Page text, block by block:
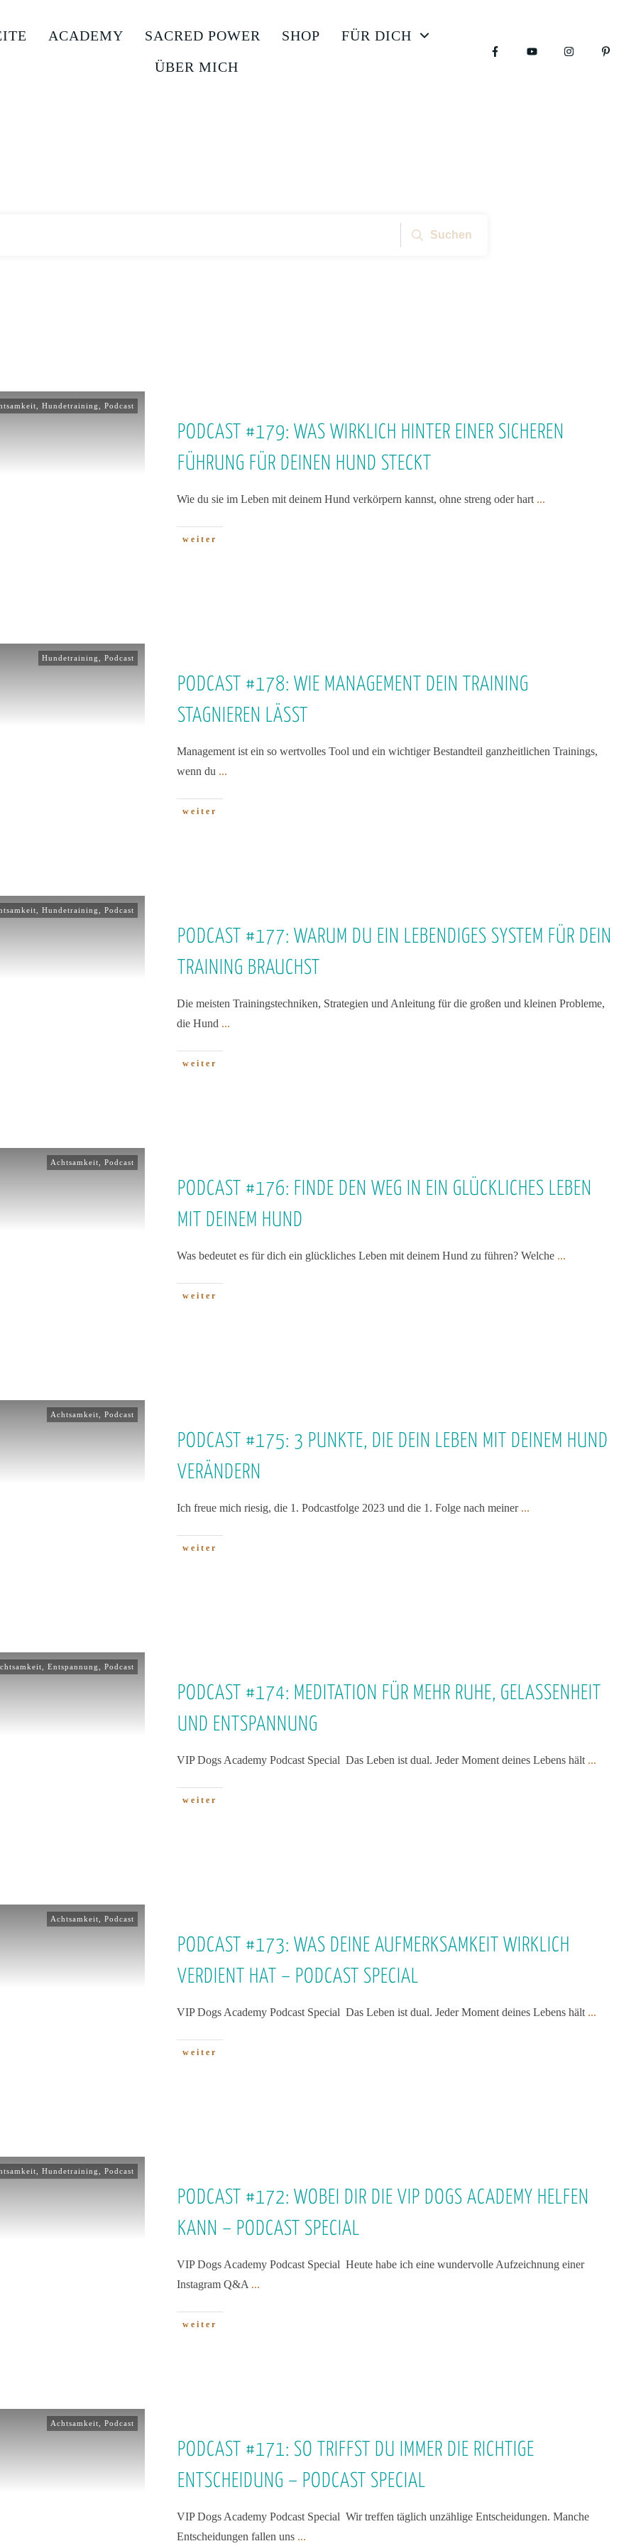
ACADEMY SACRED POWER SHOP
FÜR DICH
ÜBER MICH
Suchen
Hundetraining Podcast
PODCAST #179: WAS WIRKLICH HINTER EINER SICHEREN
FÜHRUNG FÜR DEINEN HUND STECKT
Wie du sie im Leben mit deinem Hund verkörpern kannst, ohne streng oder hart ...
weiter
Hundetraining Podcast
PODCAST #178: WIE MANAGEMENT DEIN TRAINING
STAGNIEREN LÄSST
Management ist ein so wertvolles Tool und ein wichtiger Bestandteil ganzheitlichen Trainings,
wenn du ...
weiter
Hundetraining Podcast
PODCAST #177: WARUM DU EIN LEBENDIGES SYSTEM FÜR DEIN
TRAINING BRAUCHST
Die meisten Trainingstechniken, Strategien und Anleitung für die großen und kleinen Probleme,
die Hund ...
weiter
Achtsamkeit Podcast
PODCAST #176: FINDE DEN WEG IN EIN GLÜCKLICHES LEBEN
MIT DEINEM HUND
Was bedeutet es für dich ein glückliches Leben mit deinem Hund zu führen? Welche ...
weiter
Achtsamkeit Podcast
PODCAST #175: 3 PUNKTE, DIE DEIN LEBEN MIT DEINEM HUND
VERÄNDERN
Ich freue mich riesig, die 1. Podcastfolge 2023 und die 1. Folge nach meiner ...
weiter
Entspannung Podcast
PODCAST #174: MEDITATION FÜR MEHR RUHE, GELASSENHEIT
UND ENTSPANNUNG
VIP Dogs Academy Podcast Special Das Leben ist dual. Jeder Moment deines Lebens hält ...
weiter
Achtsamkeit Podcast
PODCAST #173: WAS DEINE AUFMERKSAMKEIT WIRKLICH
VERDIENT HAT – PODCAST SPECIAL
VIP Dogs Academy Podcast Special Das Leben ist dual. Jeder Moment deines Lebens hält ...
weiter
Hundetraining Podcast
PODCAST #172: WOBEI DIR DIE VIP DOGS ACADEMY HELFEN
KANN – PODCAST SPECIAL
VIP Dogs Academy Podcast Special Heute habe ich eine wundervolle Aufzeichnung einer
Instagram Q&A ...
weiter
Achtsamkeit Podcast
PODCAST #171: SO TRIFFST DU IMMER DIE RICHTIGE
ENTSCHEIDUNG – PODCAST SPECIAL
VIP Dogs Academy Podcast Special Wir treffen täglich unzählige Entscheidungen. Manche
Entscheidungen fallen uns ...